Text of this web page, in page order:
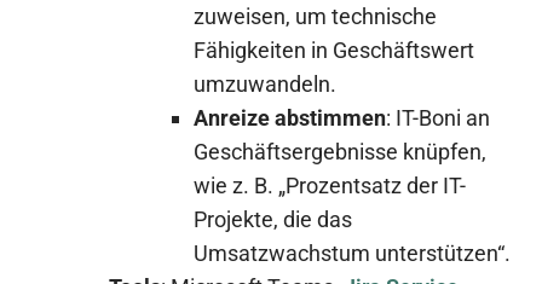
zuweisen, um technische
Fähigkeiten in Geschäftswert
umzuwandeln.
Anreize abstimmen: IT-Boni an
Geschäftsergebnisse knüpfen,
wie z. B. „Prozentsatz der IT-
Projekte, die das
Umsatzwachstum unterstützen“.